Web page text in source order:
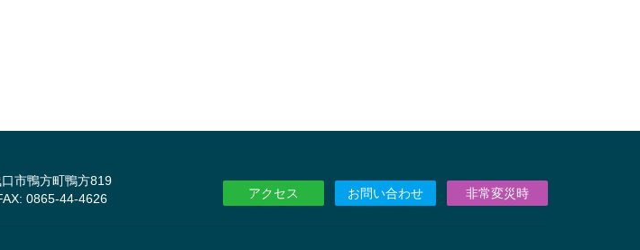
市鴨方町鴨方819
0865-44-4626
アクセス お問い合わせ 非常変災時